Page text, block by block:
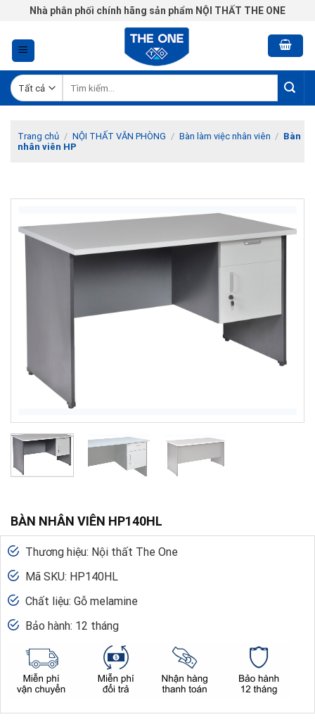
Chuyển
nội
dung
Nhà phân phối chính hãng sản phẩm NỘI THẤT THE ONE
kiếm:
Trang chủ / NỘI THẤT VĂN PHÒNG / Bàn làm việc nhân viên / Bàn
nhân viên HP
BÀN NHÂN VIÊN HP140HL
Thương hiệu: Nội thất The One
Mã SKU: HP140HL
Chất liệu: Gỗ melamine
Bảo hành: 12 tháng